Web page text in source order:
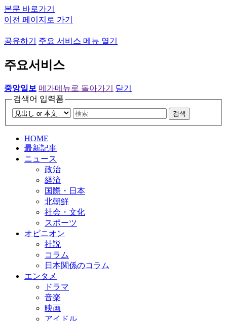
본문 바로가기
이전 페이지로 가기
공유하기 주요 서비스 메뉴 열기
주요서비스
중앙일보 메가메뉴로 돌아가기
닫기
검색어 입력폼
검색
HOME
最新記事
ニュース
政治
経済
国際・日本
北朝鮮
社会・文化
スポーツ
オピニオン
社説
コラム
日本関係のコラム
エンタメ
ドラマ
音楽
映画
アイドル